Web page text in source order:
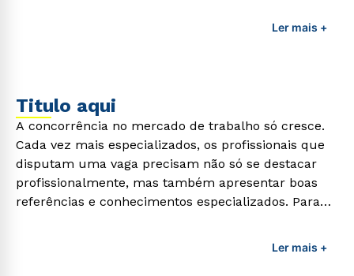
profissionais da área é preciso garantir uma
Ler mais +
Titulo aqui
A concorrência no mercado de trabalho só cresce.
Cada vez mais especializados, os profissionais que
disputam uma vaga precisam não só se destacar
profissionalmente, mas também apresentar boas
referências e conhecimentos especializados. Para
profissionais da área é preciso garantir uma
Ler mais +